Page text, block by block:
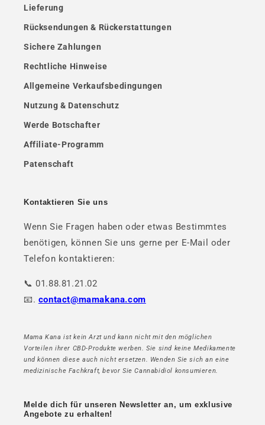
Lieferung
Rücksendungen & Rückerstattungen
Sichere Zahlungen
Rechtliche Hinweise
Allgemeine Verkaufsbedingungen
Nutzung & Datenschutz
Werde Botschafter
Affiliate-Programm
Patenschaft
Kontaktieren Sie uns
Wenn Sie Fragen haben oder etwas Bestimmtes
benötigen, können Sie uns gerne per E-Mail oder
Telefon kontaktieren:
📞 01.88.81.21.02
📧. contact@mamakana.com
Mama Kana ist kein Arzt und kann nicht mit den möglichen
Vorteilen ihrer CBD-Produkte werben. Sie sind keine Medikamente
und können diese auch nicht ersetzen. Wenden Sie sich an eine
medizinische Fachkraft, bevor Sie Cannabidiol konsumieren.
Melde dich für unseren Newsletter an, um exklusive
Angebote zu erhalten!